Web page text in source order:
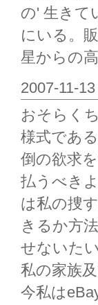
の' 生きて
にいる。
星からの
2007-11-
おそらく
様式であ
倒の欲求
払うべき
は私の捜
きるか方
せないた
私の家族
今私は